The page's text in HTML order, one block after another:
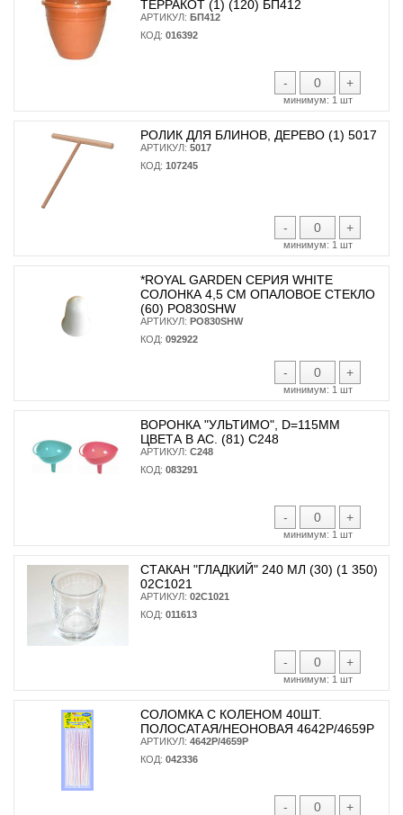
ТЕРРАКОТ (1) (120) БП412
АРТИКУЛ: БП412
КОД: 016392
- +
минимум: 1 шт
РОЛИК ДЛЯ БЛИНОВ, ДЕРЕВО (1) 5017
АРТИКУЛ: 5017
КОД: 107245
- +
минимум: 1 шт
*ROYAL GARDEN СЕРИЯ WHITE
СОЛОНКА 4,5 СМ ОПАЛОВОЕ СТЕКЛО
(60) PO830SHW
АРТИКУЛ: PO830SHW
КОД: 092922
- +
минимум: 1 шт
ВОРОНКА "УЛЬТИМО", D=115ММ
ЦВЕТА В АС. (81) С248
АРТИКУЛ: С248
КОД: 083291
- +
минимум: 1 шт
СТАКАН "ГЛАДКИЙ" 240 МЛ (30) (1 350)
02С1021
АРТИКУЛ: 02С1021
КОД: 011613
- +
минимум: 1 шт
СОЛОМКА С КОЛЕНОМ 40ШТ.
ПОЛОСАТАЯ/НЕОНОВАЯ 4642Р/4659Р
АРТИКУЛ: 4642Р/4659Р
КОД: 042336
- +